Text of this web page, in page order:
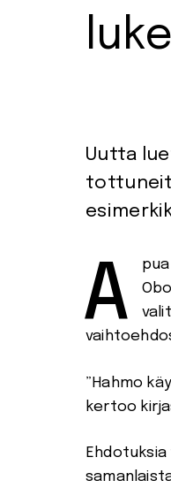
Uutta
Apua on myös tekoälystä. Helsingin keskustakirjasto Oodissa julkaistiin kesällä 2021
”Hahmo
kertoo